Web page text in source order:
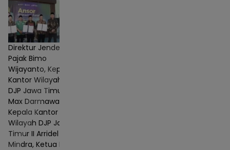
Direktur Jenderal
Pajak Bimo
Wijayanto, Kepala
Kantor Wilayah
DJP Jawa Timur I
Max Darmawan,
Kepala Kantor
Wilayah DJP Jawa
Timur II Arridel
Mindra, Ketua PW